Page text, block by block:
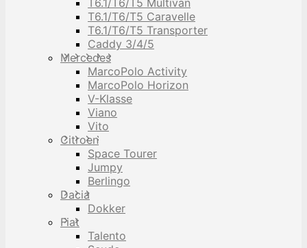
T6.1/T6/T5 Multivan
T6.1/T6/T5 Caravelle
T6.1/T6/T5 Transporter
Caddy 3/4/5
Mercedes
MarcoPolo Activity
MarcoPolo Horizon
V-Klasse
Viano
Vito
Citroen
Space Tourer
Jumpy
Berlingo
Dacia
Dokker
Fiat
Talento